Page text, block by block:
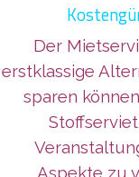
Der
erstklassige
sparen
Aspekte zu